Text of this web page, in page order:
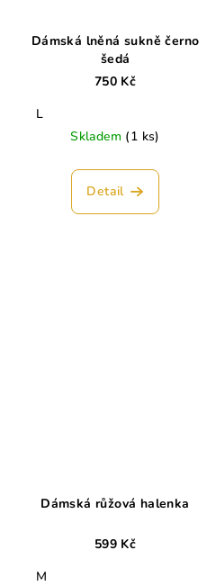
Dámská lněná sukně černo
šedá
750 Kč
L
Skladem (1 ks)
Detail
Dámská růžová halenka
599 Kč
M